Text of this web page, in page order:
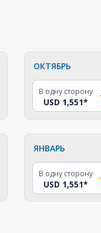
ОКТЯБРЬ
В одну сторону
USD 1,551*
ЯНВАРЬ
В одну сторону
USD 1,551*